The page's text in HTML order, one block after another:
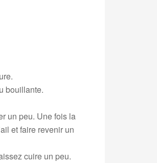
bouillante.
un peu. Une fois la
et faire revenir un
cuire un peu.